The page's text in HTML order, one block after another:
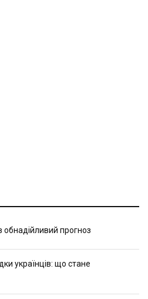
обнадійливий прогноз
українців: що стане